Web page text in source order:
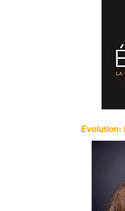
Évolution: